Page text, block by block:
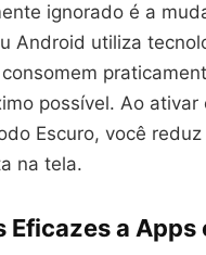
ignorado é a
Android utiliza
possível. Ao
Escuro, você
na tela.
a Apps